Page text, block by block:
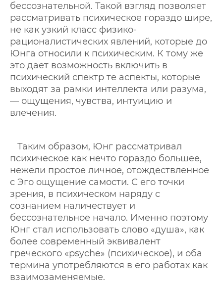
бессознательной. Такой взгляд позволяет
рассматривать психическое гораздо шире,
не как узкий класс физико-
рационалистических явлений, которые до
Юнга относили к психическим. К тому же
это дает возможность включить в
психический спектр те аспекты, которые
выходят за рамки интеллекта или разума,
— ощущения, чувства, интуицию и
влечения.
Таким образом, Юнг рассматривал
психическое как нечто гораздо большее,
нежели простое личное, отождествленное
с Эго ощущение самости. С его точки
зрения, в психическом наряду с
сознанием наличествует и
бессознательное начало. Именно поэтому
Юнг стал использовать слово «душа», как
более современный эквивалент
греческого «psyche» (психическое), и оба
термина употребляются в его работах как
взаимозаменяемые.